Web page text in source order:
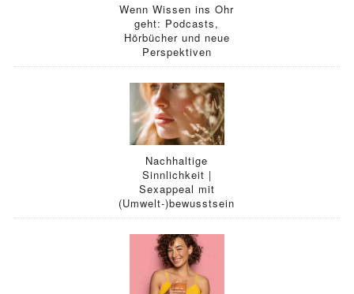
Wenn Wissen ins Ohr
geht: Podcasts,
Hörbücher und neue
Perspektiven
Nachhaltige
Sinnlichkeit |
Sexappeal mit
(Umwelt-)bewusstsein